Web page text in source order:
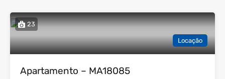
23
Locação
Apartamento – MA18085